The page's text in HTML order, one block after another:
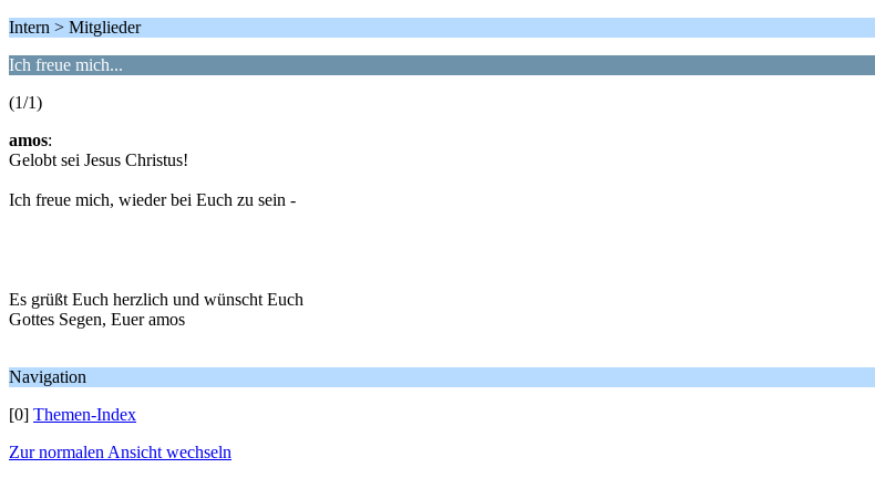
Intern > Mitglieder
Ich freue mich...
(1/1)
amos:
Gelobt sei Jesus Christus!
Ich freue mich, wieder bei Euch zu sein -
Es grüßt Euch herzlich und wünscht Euch
Gottes Segen, Euer amos
Navigation
[0] Themen-Index
Zur normalen Ansicht wechseln